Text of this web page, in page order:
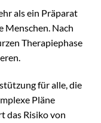
als ein Präparat
Menschen. Nach
Therapiephase
für alle, die
Pläne
das Risiko von